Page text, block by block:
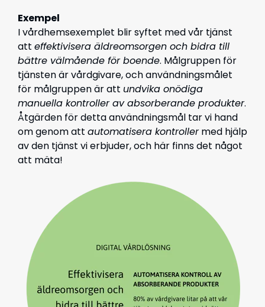
Exempel
I vårdhemsexemplet blir syftet med vår tjänst
att effektivisera äldreomsorgen och bidra till
bättre välmående för boende. Målgruppen för
tjänsten är vårdgivare, och användningsmålet
för målgruppen är att undvika onödiga
manuella kontroller av absorberande produkter.
Åtgärden för detta användningsmål tar vi hand
om genom att automatisera kontrollermed hjälp
av den tjänst vi erbjuder, och här finns det något
att mäta!